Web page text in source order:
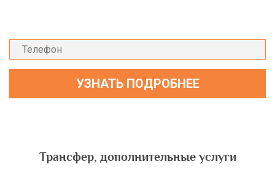
Трансфер, дополнительные услуги